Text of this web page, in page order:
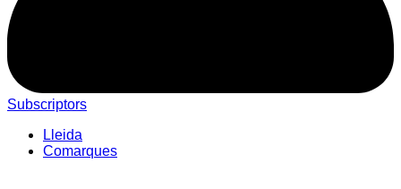
Subscriptors
Lleida
Comarques